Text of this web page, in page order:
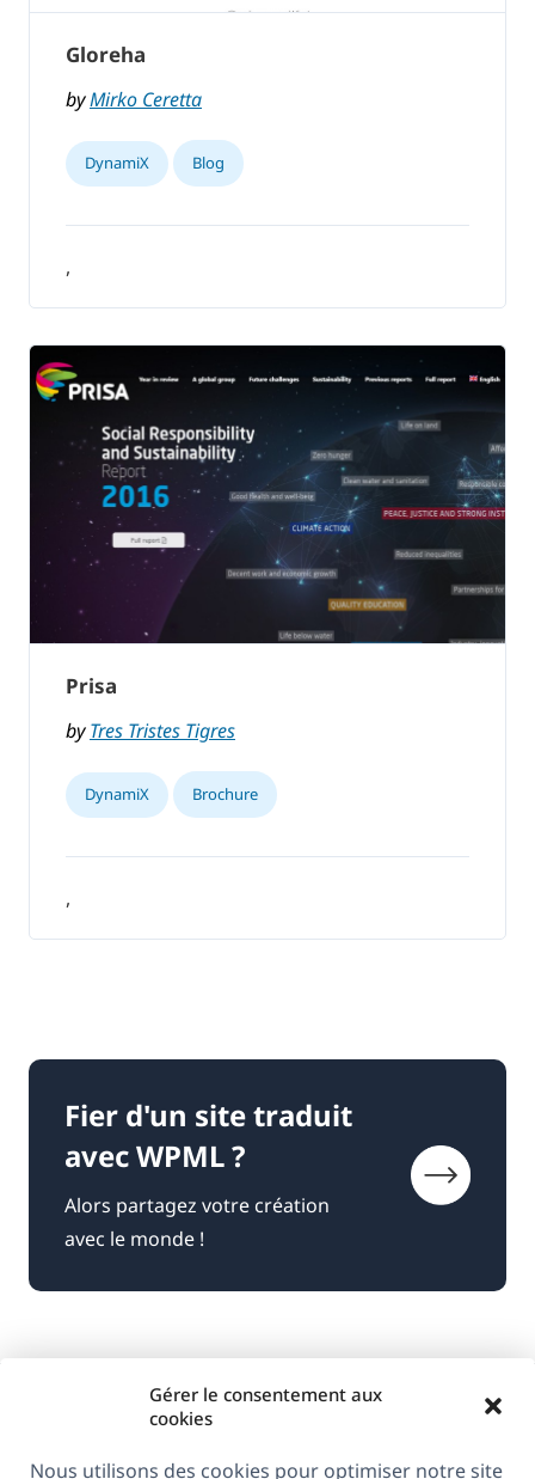
Gérer le consentement aux
cookies
Nous utilisons des cookies pour optimiser notre site
Gloreha
byMirko Ceretta
DynamiX Blog
,
Prisa
byTres Tristes Tigres
DynamiX Brochure
,
Fier d'un site traduit
avec WPML ?
Alors partagez votre création
avec le monde !